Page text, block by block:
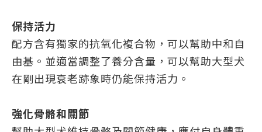
保持活力
配方含有獨家的抗氧化複合物，可以幫助中和自
由基。並適當調整了養分含量，可以幫助大型犬
在剛出現衰老跡象時仍能保持活力。
強化骨骼和關節